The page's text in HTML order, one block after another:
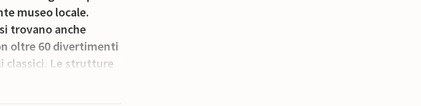
museo locale.
trovano anche
oltre 60 divertimenti
classici. Le strutture